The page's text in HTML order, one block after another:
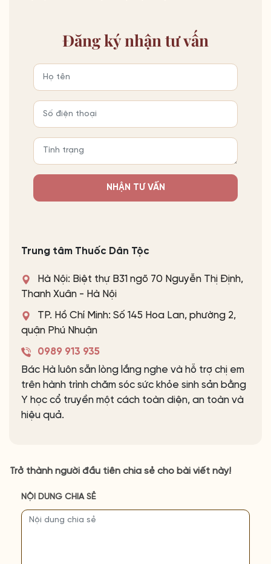
Đăng kýnhận tư vấn
NHẬN TƯ VẤN
Trung tâm Thuốc Dân Tộc
Hà Nội: Biệt thự B31 ngõ 70 Nguyễn Thị Định,
Thanh Xuân - Hà Nội
TP. Hồ Chí Minh: Số 145 Hoa Lan, phường 2,
quận Phú Nhuận
0989 913 935
Bác Hà luôn sẵn lòng lắng nghe và hỗ trợ chị em
trên hành trình chăm sóc sức khỏe sinh sản bằng
Y học cổ truyền một cách toàn diện, an toàn và
hiệu quả.
Trở thành người đầu tiên chia sẻ cho bài viết này!
NỘI DUNG CHIA SẺ